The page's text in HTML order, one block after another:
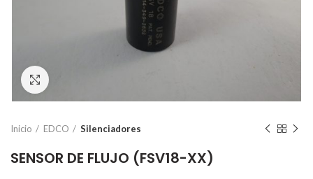
Inicio EDCO Silenciadores
SENSOR DE FLUJO (FSV18-XX)